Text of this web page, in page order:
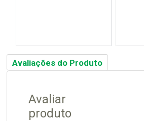
Avaliações do Produto
Avaliar
produto